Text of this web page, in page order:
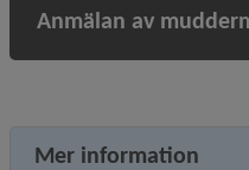
Anmälan av
Mer information